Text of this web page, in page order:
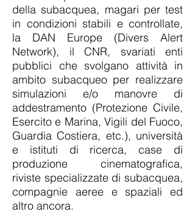
della subacquea, magari per test
in condizioni stabili e controllate,
la DAN Europe (Divers Alert
Network), il CNR, svariati enti
pubblici che svolgano attività in
ambito subacqueo per realizzare
simulazioni e/o manovre di
addestramento (Protezione Civile,
Esercito e Marina, Vigili del Fuoco,
Guardia Costiera, etc.), università
e istituti di ricerca, case di
produzione cinematografica,
riviste specializzate di subacquea,
compagnie aeree e spaziali ed
altro ancora.